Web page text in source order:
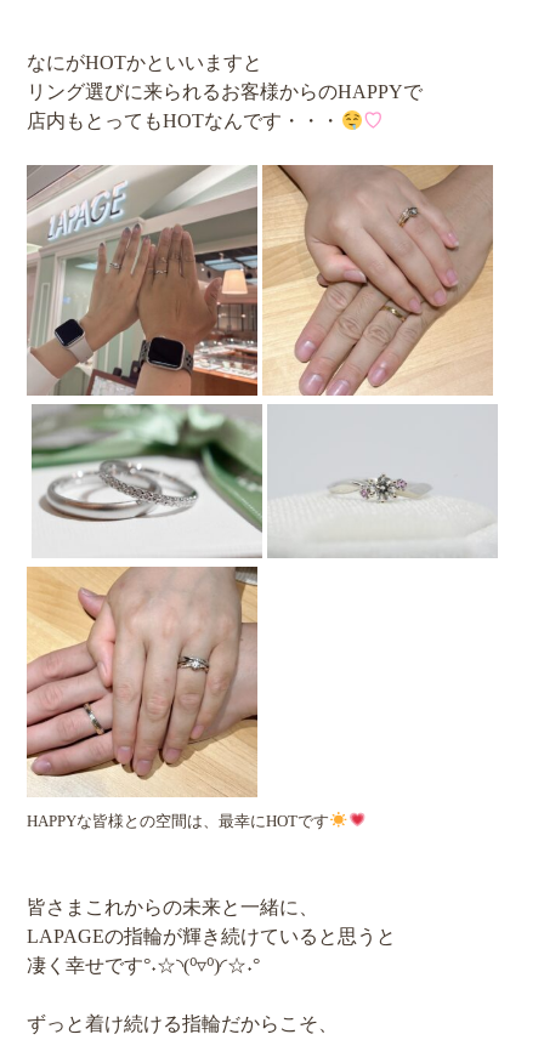
なにがHOTかといいますと
リング選びに来られるお客様からのHAPPYで
店内もとってもHOTなんです・・・
♡
HAPPYな皆様との空間は、最幸にHOTです
皆さまこれからの未来と一緒に、
LAPAGEの指輪が輝き続けていると思うと
凄く幸せです°˖☆◝(⁰▿⁰)◜☆˖°
ずっと着け続ける指輪だからこそ、